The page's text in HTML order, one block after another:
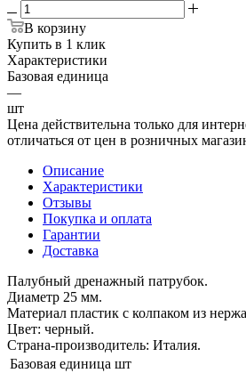
В корзину
Купить в 1 клик
Характеристики
Базовая единица
—
шт
Цена действительна только для
отличаться от цен в розничных
Описание
Характеристики
Отзывы
Покупка и оплата
Гарантии
Доставка
Палубный дренажный патрубок.
Диаметр 25 мм.
Материал пластик с колпаком из
Цвет: черный.
Страна-производитель: Италия.
Базовая единица шт